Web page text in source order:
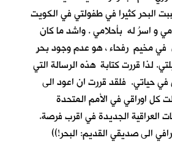
البحر كثيرا في طفولتي في الكويت
و اسرُ له بأحلامي . واشد ما كان
في مخيم رفحاء ، هو عدم وجود بحرٍ
لذا قررت كتابة هذه الرسالة التي
في حياتي. فلقد قررت ان اعود الى
كل اوراقي في الأمم المتحدة
العراقية الجديدة في اقرب فرصة.
الى صديقي القديم: البحر!))